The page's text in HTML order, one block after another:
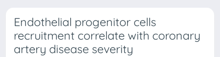
Endothelial progenitor cells
recruitment correlate with coronary
artery disease severity